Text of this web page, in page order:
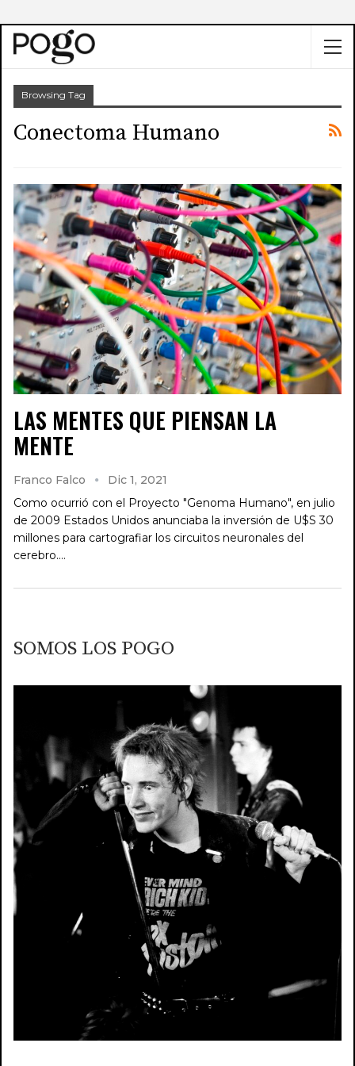
Browsing Tag
Conectoma Humano
LAS MENTES QUE PIENSAN LA
MENTE
Franco Falco
Dic 1, 2021
Como ocurrió con el Proyecto "Genoma Humano", en julio
de 2009 Estados Unidos anunciaba la inversión de U$S 30
millones para cartografiar los circuitos neuronales del
cerebro.…
SOMOS LOS POGO